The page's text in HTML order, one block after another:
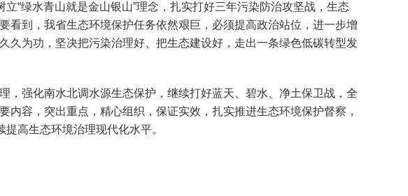
绿水青山就是金山银山”理念，扎实打好三年污染防治攻坚战，生态
到，我省生态环境保护任务依然艰巨，必须提高政治站位，进一步增
久为功，坚决把污染治理好、把生态建设好，走出一条绿色低碳转型发
强化南水北调水源生态保护，继续打好蓝天、碧水、净土保卫战，全
容，突出重点，精心组织，保证实效，扎实推进生态环境保护督察，
高生态环境治理现代化水平。